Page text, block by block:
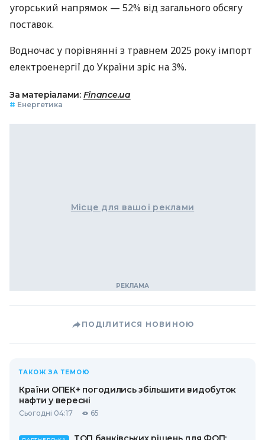
угорський напрямок — 52% від загального обсягу
поставок.
Водночас у порівнянні з травнем 2025 року імпорт
електроенергії до України зріс на 3%.
За матеріалами: Finance.ua
# Енергетика
Місце для вашої реклами
ПОДІЛИТИСЯ НОВИНОЮ
ТАКОЖ ЗА ТЕМОЮ
Країни ОПЕК+ погодились збільшити видобуток
нафти у вересні
Сьогодні 04:17 65